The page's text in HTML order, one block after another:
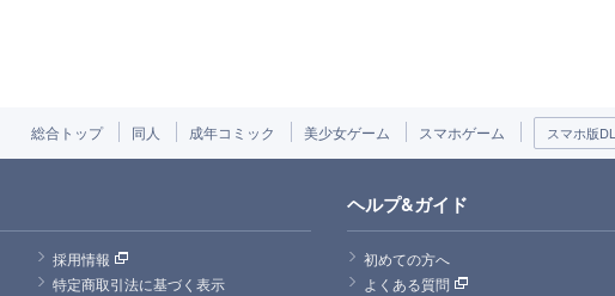
総合トップ 同人 成年コミック 美少女ゲーム スマホゲーム スマホ版
採用情報
特定商取引法に基づく表示
ヘルプ&ガイド
初めての方へ
よくある質問